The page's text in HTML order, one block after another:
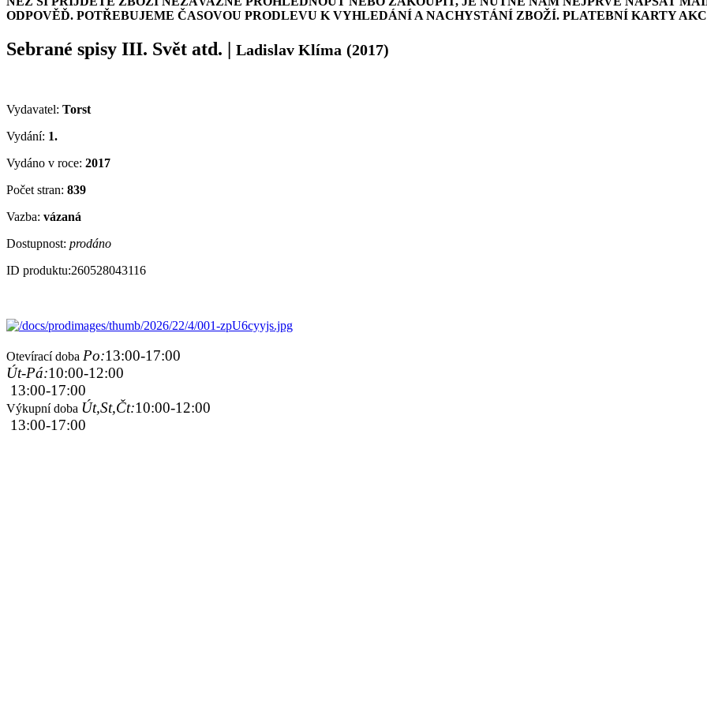
ODPOVĚĎ. POTŘEBUJEME ČASOVOU PRODLEVU K VYHLEDÁNÍ A NACHYSTÁNÍ ZBOŽÍ. PLATEBNÍ KARTY
Sebrané spisy III. Svět atd. | Ladislav Klíma (2017)
Vydavatel: Torst
Vydání: 1.
Vydáno v roce: 2017
Počet stran: 839
Vazba: vázaná
Dostupnost: prodáno
ID produktu:260528043116
Otevírací doba Po:13:00-17:00
Út-Pá:10:00-12:00
13:00-17:00
Výkupní doba Út,St,Čt:10:00-12:00
13:00-17:00